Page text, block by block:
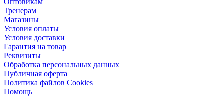
Тренерам
Магазины
Условия оплаты
Условия доставки
Гарантия на товар
Реквизиты
Обработка персональных данных
Публичная оферта
Политика файлов Cookies
Помощь